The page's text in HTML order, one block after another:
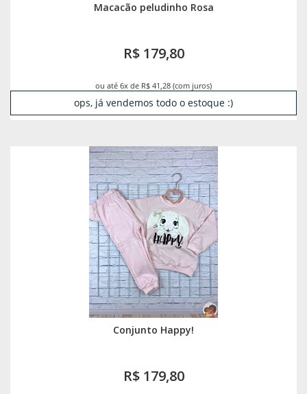
Macacão peludinho Rosa
R$ 179,80
ou até 6x de R$ 41,28 (com juros)
ops, já vendemos todo o estoque :)
Conjunto Happy!
R$ 179,80